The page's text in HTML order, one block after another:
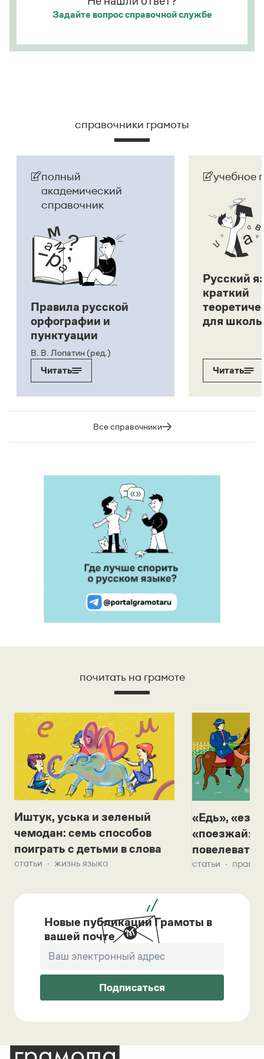
Задайте вопроссправочной службе
справочники грамоты
полный
академический
справочник
Правила русской
орфографии и
пунктуации
В. В. Лопатин (ред.)
Читать
учебное
Русский
краткий
для
Читать
Все справочники
почитать на грамоте
Иштук, уська и зеленый
чемодан: семь способов
поиграть с детьми в слова
статьи жизнь языка
«Едь»,
«поезжай»?
повелевать
статьи
Новые публикации Грамоты в
вашей почте
Подписаться